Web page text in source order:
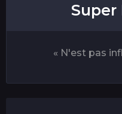
Super
« N'est pas